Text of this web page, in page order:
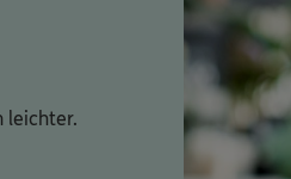
leichter.